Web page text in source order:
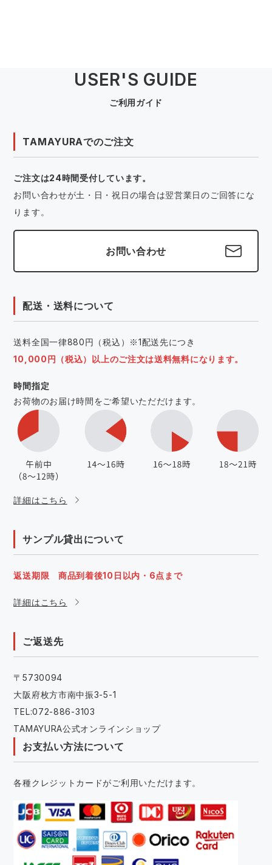
USER'S GUIDE
ご利用ガイド
TAMAYURAでのご注文
ご注文は24時間受付しています。
お問い合わせが土・日・祝日の場合は翌営業日のご回答にな
ります。
お問い合わせ
配送・送料について
送料全国一律880円（税込）※1配送先につき
10,000円（税込）以上のご注文は送料無料になります。
時間指定
お荷物のお届け時間をご希望いただだけます。
詳細はこちら
サンプル貸出について
返送期限 商品到着後10日以内・6点まで
詳細はこちら
ご返送先
〒5730094
大阪府枚方市南中振3-5-1
TEL:072-886-3103
TAMAYURA公式オンラインショップ
お支払い方法について
各種クレジットカードがご利用いただけます。